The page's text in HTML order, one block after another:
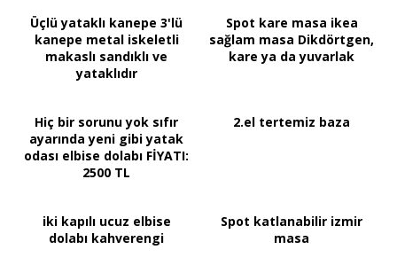
Üçlü yataklı kanepe 3'lü
kanepe metal iskeletli
makaslı sandıklı ve
yataklıdır
Spot kare masa ikea
sağlam masa Dikdörtgen,
kare ya da yuvarlak
Hiç bir sorunu yok sıfır
ayarında yeni gibi yatak
odası elbise dolabı FİYATI:
2500 TL
2.el tertemiz baza
iki kapılı ucuz elbise
dolabı kahverengi
Spot katlanabilir izmir
masa